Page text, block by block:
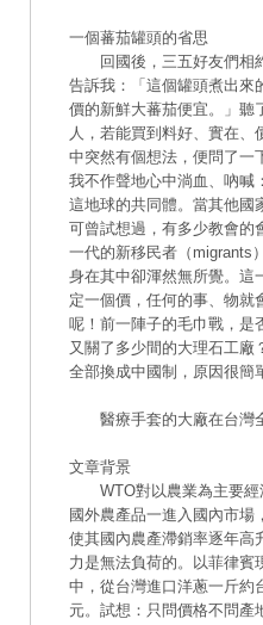
一個蕃茄罐頭的省思
回國後，三五好友們相約
告訴我：「這個罐頭煮出來
價的新鮮大蕃茄便宜。」聽
人，若能買到料好、實在
中突然有個想法，便問了一
我不作聲地心中淌血、吶喊
這地球的共同體。當其他國
可曾試想過，有多少教會的
一代的新移民者（migrants
身在其中卻渾然無所覺。這
定一個價，任何的事、物就
呢！前一陣子的毛巾戰，是
又關了多少間的大理石工廠
全部換成中國制，原因很簡
醫療手套的大廠在台灣全
文章背景
WTO對以農業為主要經
國外農產品一進入國內市
使其國內農產滯銷率逐年高
力是無法負荷的。以菲律賓
中，從台灣進口洋蔥一斤約
元。試想：只問價格不問產